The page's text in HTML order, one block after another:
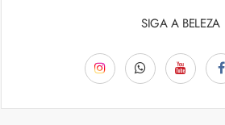
SIGA A BELEZA